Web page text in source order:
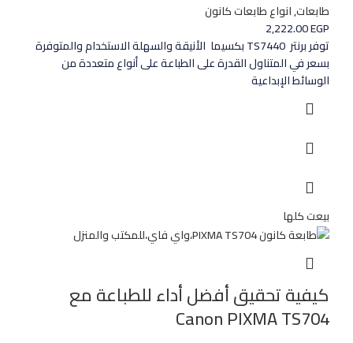
طابعات,انواع طابعات كانون
2,222.00EGP
توفر برنتر TS7440 بكسيما الأنيقة والسهلة الاستخدام والمتوفرة
بسعر في المتناول القدرة على الطباعة على أنواع متعددة من
الوسائط الإبداعية
بيعت كلها
كيفية تحقيق أفضل أداء للطباعة مع
Canon PIXMA TS704